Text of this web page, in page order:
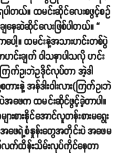
ပါတယ်။ ထမင်းဆိုင်လေးစဖွင့်စဥ်
ေဆဲဆိုင်လေးဖြစ်ပါတယ်။ “
ေါ့။ ထမင်းနဲ့အသားဟင်းတစ်ပွဲ
ဟင်းချက် ဝါသနာပါသလို ဟင်း
က်ဥ၊ဘဲဥဒိုင်လုပ်တာ အဲ့ဒါ
းနဲ့ အန်ဒါးဝါးလား(ကြက်ဥ၊ဘဲ
အဖေက ထမင်းဆိုင်ဖွင့်ခဲ့တာပါ။
ားနိုင်အောင်လူတန်းစားမရွေး
ဖေရဲ့စံနှုန်းတွေအတိုင်းပဲ အဖေမ
က်ထိန်းသိမ်းလုပ်ကိုင်နေတာ